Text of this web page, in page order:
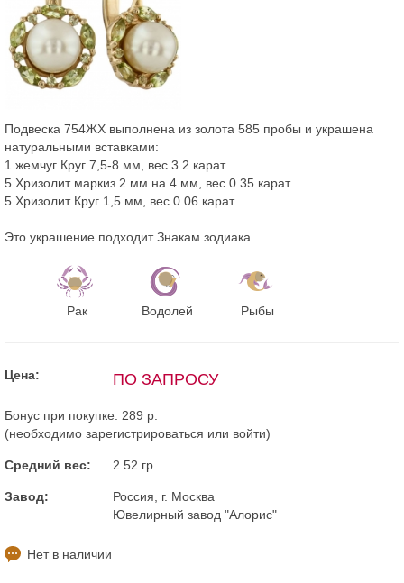
Подвеска 754ЖХ выполнена из золота 585 пробы и украшена
натуральными вставками:
1 жемчуг Круг 7,5-8 мм, вес 3.2 карат
5 Хризолит маркиз 2 мм на 4 мм, вес 0.35 карат
5 Хризолит Круг 1,5 мм, вес 0.06 карат
Это украшение подходит Знакам зодиака
Рак Водолей Рыбы
Цена: ПО ЗАПРОСУ
Бонус при покупке: 289 р.
(необходимо зарегистрироваться или войти)
Средний вес: 2.52 гр.
Завод:
Россия, г. Москва
Ювелирный завод "Алорис"
Нет в наличии